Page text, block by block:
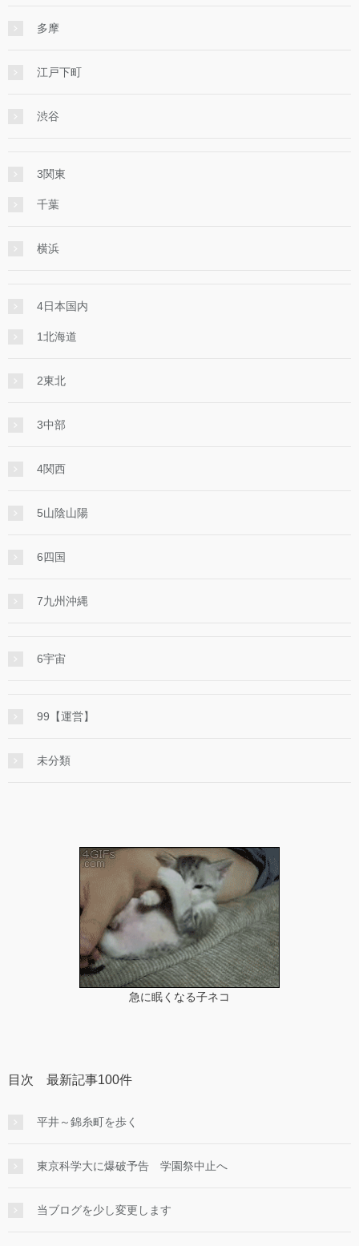
多摩
江戸下町
渋谷
3関東
千葉
横浜
4日本国内
1北海道
2東北
3中部
4関西
5山陰山陽
6四国
7九州沖縄
6宇宙
99【運営】
未分類
急に眠くなる子ネコ
目次 最新記事100件
平井～錦糸町を歩く
東京科学大に爆破予告 学園祭中止へ
当ブログを少し変更します